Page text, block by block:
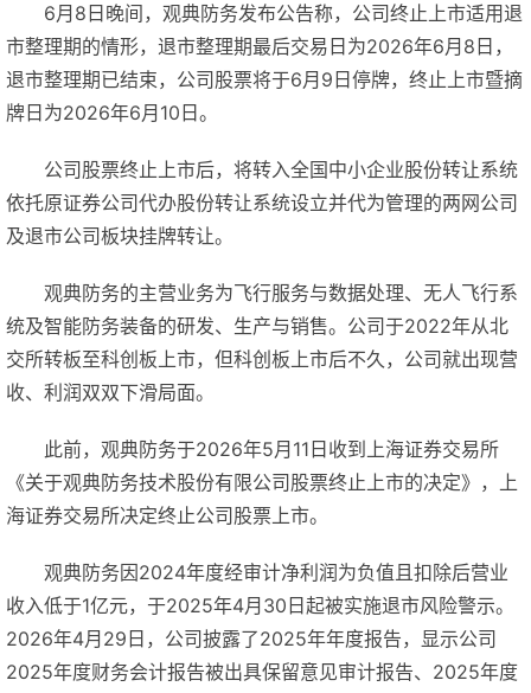
6月8日晚间，观典防务发布公告称，公司终止上市适用退
市整理期的情形，退市整理期最后交易日为2026年6月8日，
退市整理期已结束，公司股票将于6月9日停牌，终止上市暨摘
牌日为2026年6月10日。
公司股票终止上市后，将转入全国中小企业股份转让系统
依托原证券公司代办股份转让系统设立并代为管理的两网公司
及退市公司板块挂牌转让。
观典防务的主营业务为飞行服务与数据处理、无人飞行系
统及智能防务装备的研发、生产与销售。公司于2022年从北
交所转板至科创板上市，但科创板上市后不久，公司就出现营
收、利润双双下滑局面。
此前，观典防务于2026年5月11日收到上海证券交易所
《关于观典防务技术股份有限公司股票终止上市的决定》，上
海证券交易所决定终止公司股票上市。
观典防务因2024年度经审计净利润为负值且扣除后营业
收入低于1亿元，于2025年4月30日起被实施退市风险警示。
2026年4月29日，公司披露了2025年年度报告，显示公司
2025年度财务会计报告被出具保留意见审计报告、2025年度